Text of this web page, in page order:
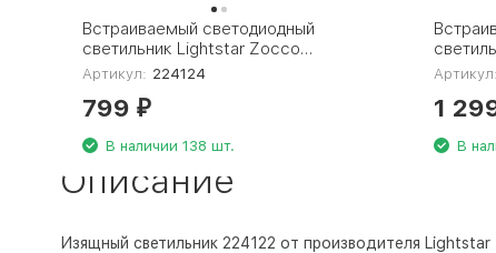
Встраиваемый светодиодный
светильник Lightstar Zocco
224124
Артикул: 224124
799 ₽
В наличии 138 шт.
224182
Артикул:
1
В
Описание
Изящный светильник 224122 от производителя